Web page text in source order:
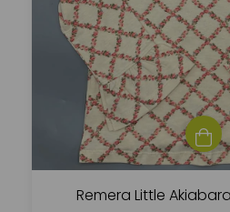
Remera Little